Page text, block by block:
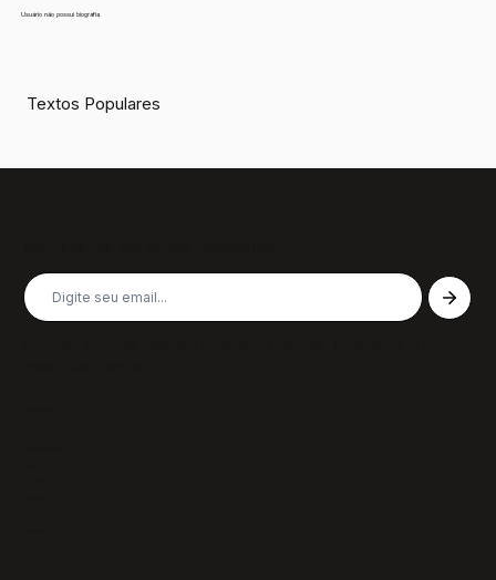
Usuário não possui biografia
Textos Populares